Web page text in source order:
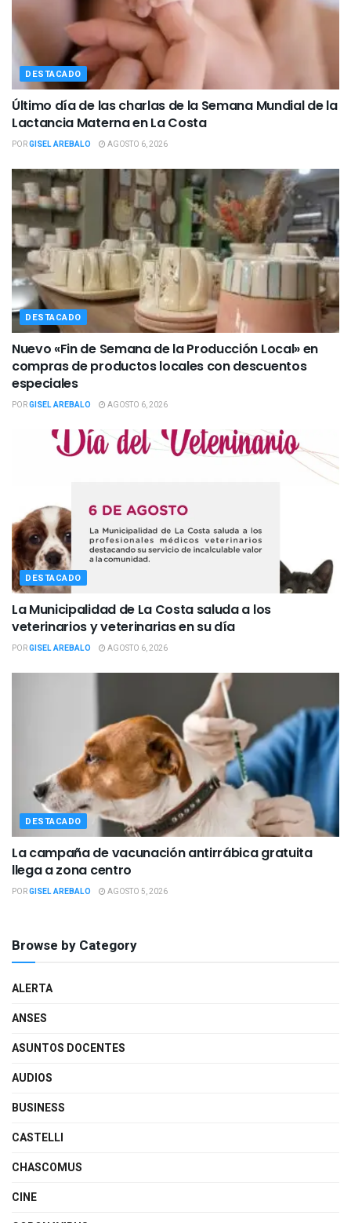
DESTACADO
Último día de las charlas de la Semana Mundial de la
Lactancia Materna en La Costa
PORGISEL AREBALO AGOSTO 6, 2026
DESTACADO
Nuevo «Fin de Semana de la Producción Local» en
compras de productos locales con descuentos
especiales
PORGISEL AREBALO AGOSTO 6, 2026
DESTACADO
La Municipalidad de La Costa saluda a los
veterinarios y veterinarias en su día
PORGISEL AREBALO AGOSTO 6, 2026
DESTACADO
La campaña de vacunación antirrábica gratuita
llega a zona centro
PORGISEL AREBALO AGOSTO 5, 2026
Browse by Category
ALERTA
ANSES
ASUNTOS DOCENTES
AUDIOS
BUSINESS
CASTELLI
CHASCOMUS
CINE